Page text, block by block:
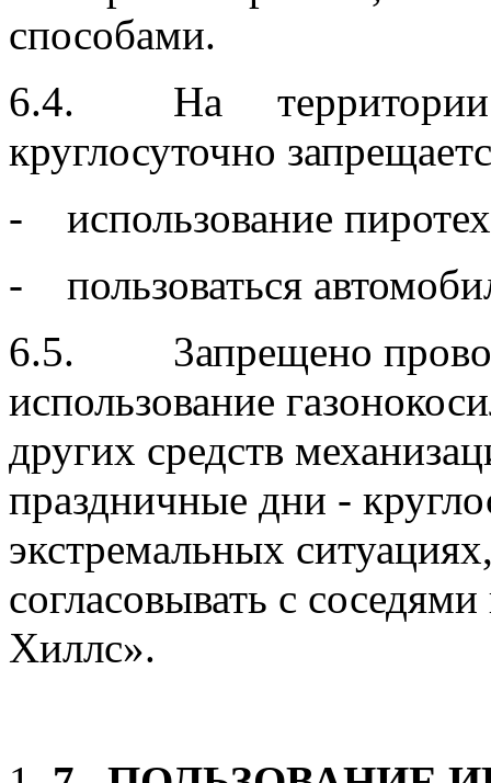
способами.
6.4. На территории
круглосуточно
- использование
- пользоваться
6.5. 3апрещено
использование
других средств
праздничные дни -
экстремальных
согласовывать с
Хиллс».